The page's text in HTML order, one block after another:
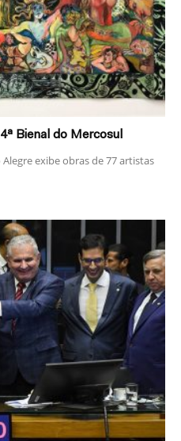
Bienal do Mercosul
exibe obras de 77 artistas